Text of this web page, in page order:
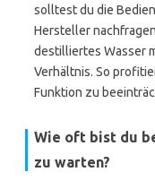
solltest du die
Hersteller
destilliertes Wasser
Verhältnis. So
Funktion zu
Wie oft bist du
zu warten?